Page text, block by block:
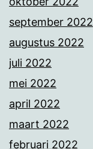
september 2022
augustus 2022
juli 2022
mei 2022
april 2022
maart 2022
februari 2022